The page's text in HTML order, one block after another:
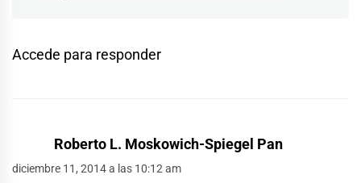
Accede para responder
Roberto L. Moskowich-Spiegel Pan
diciembre 11, 2014 a las 10:12 am